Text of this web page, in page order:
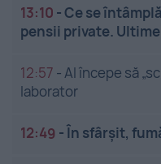
13:10 -Ce se
pensii private.
12:57 -AI începe să
laborator
12:49 -În sfârșit,